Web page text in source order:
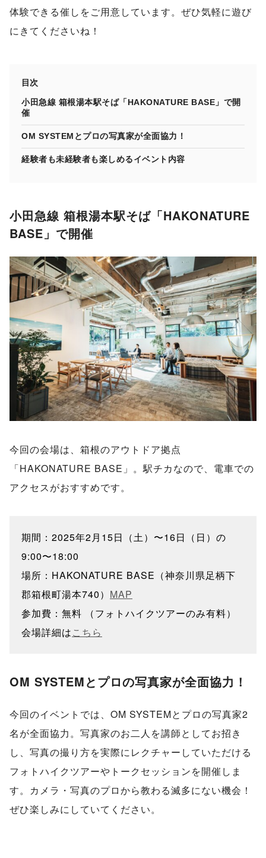
体験できる催しをご用意しています。ぜひ気軽に遊び
にきてくださいね！
目次
小田急線 箱根湯本駅そば「HAKONATURE BASE」で開
催
OM SYSTEMとプロの写真家が全面協力！
経験者も未経験者も楽しめるイベント内容
小田急線 箱根湯本駅そば「HAKONATURE
BASE」で開催
今回の会場は、箱根のアウトドア拠点
「HAKONATURE BASE」。駅チカなので、電車での
アクセスがおすすめです。
期間：2025年2月15日（土）〜16日（日）の
9:00〜18:00
場所：HAKONATURE BASE（神奈川県足柄下
郡箱根町湯本740） MAP
参加費：無料 （フォトハイクツアーのみ有料）
会場詳細はこちら
OM SYSTEMとプロの写真家が全面協力！
今回のイベントでは、OM SYSTEMとプロの写真家2
名が全面協力。写真家のお二人を講師としてお招き
し、写真の撮り方を実際にレクチャーしていただける
フォトハイクツアーやトークセッションを開催しま
す。カメラ・写真のプロから教わる滅多にない機会！
ぜひ楽しみにしていてください。